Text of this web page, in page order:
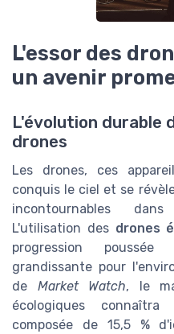
L'essor des
un avenir
L'évolution durable
drones
Les drones, ces
conquis le ciel et se
incontournables
L'utilisation des drones
progression
grandissante pour
de Market Watch, le
écologiques
composée de 15,5 %